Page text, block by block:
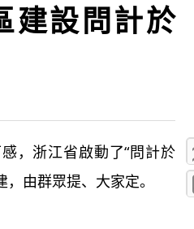
建設問計於
，浙江省啟動了“問計於
由群眾提、大家定。